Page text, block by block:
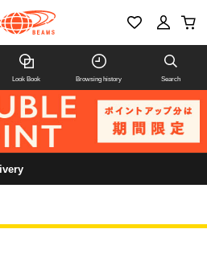
Look Book Browsing history Search